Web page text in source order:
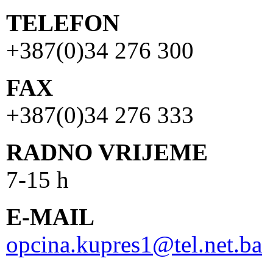
TELEFON
+387(0)34 276 300
FAX
+387(0)34 276 333
RADNO VRIJEME
7-15 h
E-MAIL
opcina.kupres1@tel.net.ba